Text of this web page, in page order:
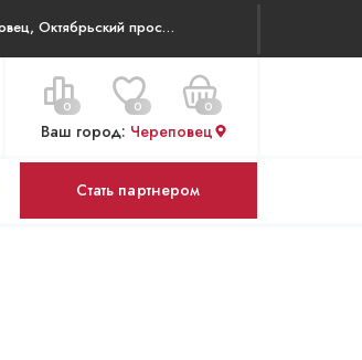
г. Череповец, Октябрьский проспект 83
0 0 0
Перейти в корзину
Ваш город: Череповец
Стать партнером